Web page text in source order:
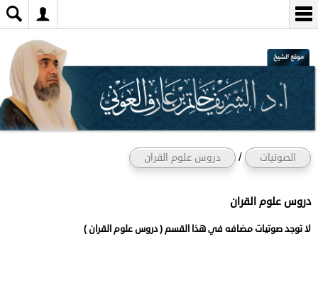
الصوتيات / دروس علوم القران
دروس علوم القران
لا توجد صوتيات مضافه في هذا القسم ( دروس علوم القران )